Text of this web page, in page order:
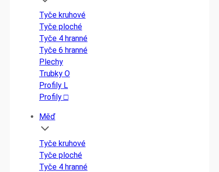
Tyče kruhové
Tyče ploché
Tyče 4 hranné
Tyče 6 hranné
Plechy
Trubky O
Profily L
Profily □
Měď
Tyče kruhové
Tyče ploché
Tyče 4 hranné